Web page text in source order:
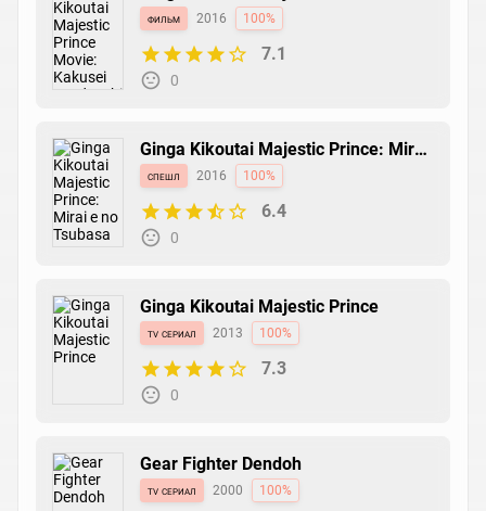
Movie: Kakusei no Idenshi
фильм 2016 100%
7.1
0
Ginga Kikoutai Majestic Prince: Mirai
e no Tsubasa
спешл 2016 100%
6.4
0
Ginga Kikoutai Majestic Prince
tv сериал 2013 100%
7.3
0
Gear Fighter Dendoh
tv сериал 2000 100%